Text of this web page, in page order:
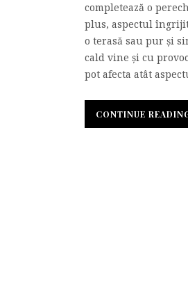
completează o
plus, aspectul
o terasă sau pur și
cald vine și cu
pot afecta atât
CONTINUE